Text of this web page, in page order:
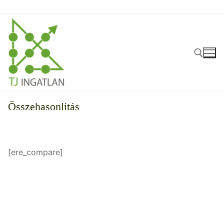
Ugrás
tartalomra
Összehasonlítás
[ere_compare]